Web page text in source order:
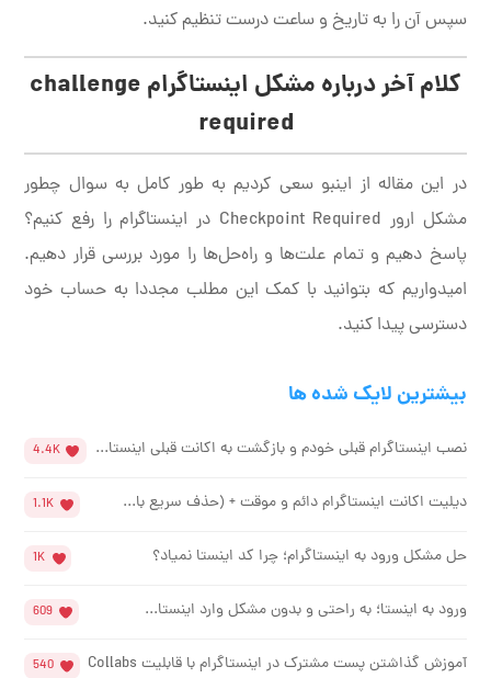
سپس آن را به تاریخ و ساعت درست تنظیم کنید.
کلام آخر درباره مشکل اینستاگرام challenge
required
در این مقاله از اینبو سعی کردیم به طور کامل به سوال چطور
مشکل ارور Checkpoint Required در اینستاگرام را رفع کنیم؟
پاسخ دهیم و تمام علت‌ها و راه‌حل‌ها را مورد بررسی قرار دهیم.
امیدواریم که بتوانید با کمک این مطلب مجددا به حساب خود
دسترسی پیدا کنید.
بیشترین لایک شده ها
نصب اینستاگرام قبلی خودم و بازگشت به اکانت قبلی اینستا... 4.4K
دیلیت اکانت اینستاگرام دائم و موقت + (حذف سریع با... 1.1K
حل مشکل ورود به اینستاگرام؛ چرا کد اینستا نمیاد؟ 1K
ورود به اینستا؛ به راحتی و بدون مشکل وارد اینستا... 609
آموزش گذاشتن پست مشترک در اینستاگرام با قابلیت Collabs 540